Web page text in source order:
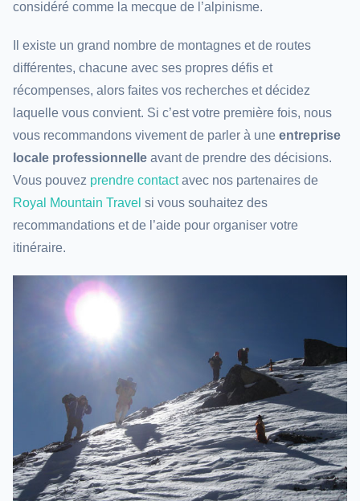
considéré comme la mecque de l’alpinisme.
Il existe un grand nombre de montagnes et de routes
différentes, chacune avec ses propres défis et
récompenses, alors faites vos recherches et décidez
laquelle vous convient. Si c’est votre première fois, nous
vous recommandons vivement de parler à une entreprise
locale professionnelle avant de prendre des décisions.
Vous pouvez prendre contactavec nos partenaires de
Royal Mountain Travel si vous souhaitez des
recommandations et de l’aide pour organiser votre
itinéraire.